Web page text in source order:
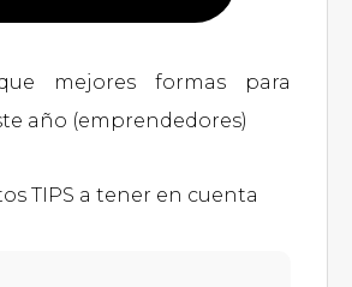
mejores formas para
año (emprendedores)
TIPS a tener en cuenta